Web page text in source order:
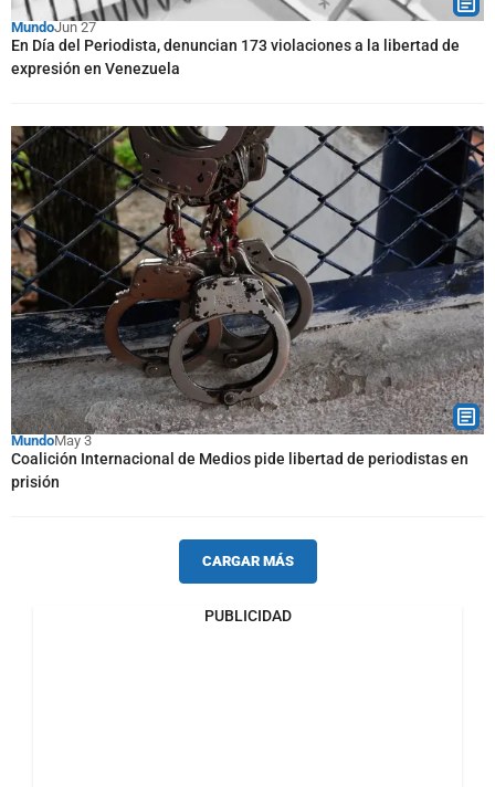
MundoJun 27
En Día del Periodista, denuncian 173 violaciones a la libertad de
expresión en Venezuela
MundoMay 3
Coalición Internacional de Medios pide libertad de periodistas en
prisión
CARGAR MÁS
PUBLICIDAD